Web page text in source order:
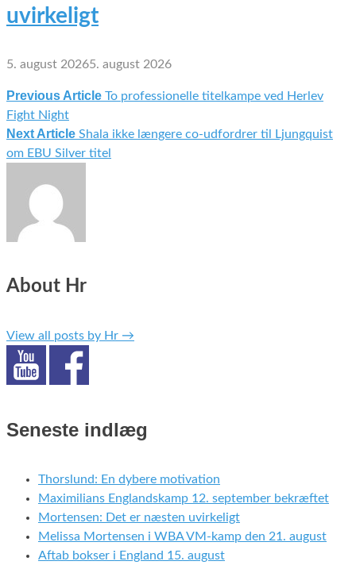
uvirkeligt
5. august 20265. august 2026
Indlægsnavigation
Previous Article To professionelle titelkampe ved Herlev
Fight Night
Next Article Shala ikke længere co-udfordrer til Ljungquist
om EBU Silver titel
About Hr
View all posts by Hr →
Seneste indlæg
Thorslund: En dybere motivation
Maximilians Englandskamp 12. september bekræftet
Mortensen: Det er næsten uvirkeligt
Melissa Mortensen i WBA VM-kamp den 21. august
Aftab bokser i England 15. august